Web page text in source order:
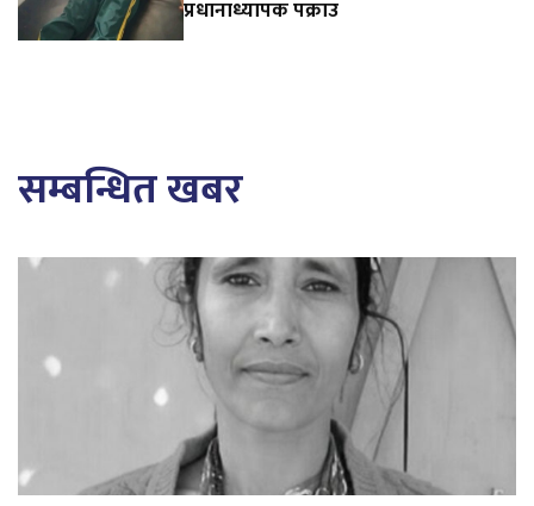
प्रधानाध्यापक पक्राउ
सम्बन्धित खबर